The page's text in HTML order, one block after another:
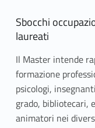
Sbocchi
laureati
Il Master intende
formazione
psicologi,
grado, bibliotecari,
animatori nei